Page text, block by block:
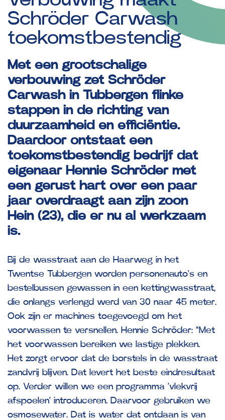
Schröder Carwash
toekomstbestendig
Met een grootschalige
verbouwing zet Schröder
Carwash in Tubbergen flinke
stappen in de richting van
duurzaamheid en efficiëntie.
Daardoor ontstaat een
toekomstbestendig bedrijf dat
eigenaar Hennie Schröder met
een gerust hart over een paar
jaar overdraagt aan zijn zoon
Hein (23), die er nu al werkzaam
is.
Bij de wasstraat aan de Haarweg in het
Twentse Tubbergen worden personenauto’s en
bestelbussen gewassen in een kettingwasstraat,
die onlangs verlengd werd van 30 naar 45 meter.
Ook zijn er machines toegevoegd om het
voorwassen te versnellen. Hennie Schröder: “Met
het voorwassen bereiken we lastige plekken.
Het zorgt ervoor dat de borstels in de wasstraat
zandvrij blijven. Dat levert het beste eindresultaat
op. Verder willen we een programma ‘vlekvrij
afspoelen’ introduceren. Daarvoor gebruiken we
osmosewater. Dat is water dat ontdaan is van